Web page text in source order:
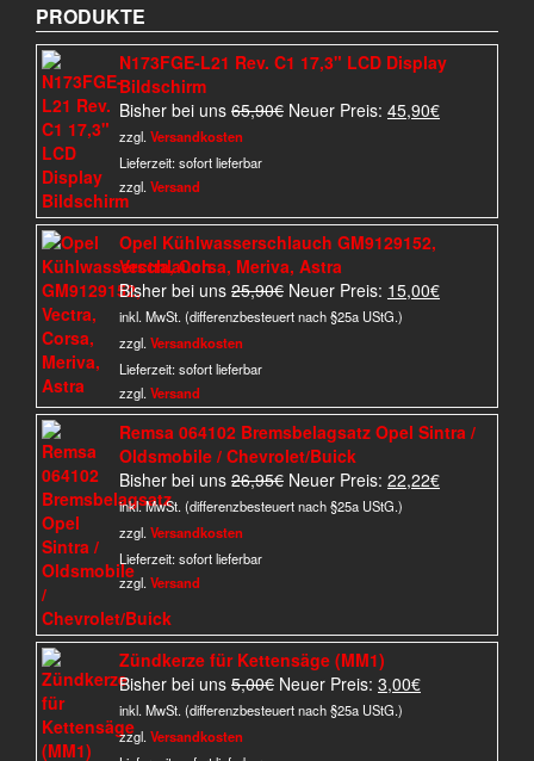
PRODUKTE
N173FGE-L21 Rev. C1 17,3" LCD Display
Bildschirm
Bisher bei uns 65,90€ Ursprünglicher
Neuer Preis: 45,90€Aktueller
zzgl. Versandkosten
Lieferzeit:sofort lieferbar
zzgl. Versand
Opel Kühlwasserschlauch GM9129152,
Vectra, Corsa, Meriva, Astra
Bisher bei uns 25,90€ Ursprünglicher
Preis
Neuer Preis: 15,00€Aktueller
inkl. MwSt. (differenzbesteuert nach §25a UStG.)
zzgl. Versandkosten
Lieferzeit:sofort lieferbar
zzgl. Versand
Remsa 064102 Bremsbelagsatz Opel Sintra /
Oldsmobile / Chevrolet/Buick
Bisher bei uns 26,95€ Ursprünglicher
Preis
Neuer Preis: 22,22€Aktueller
inkl. MwSt. (differenzbesteuert nach §25a UStG.)
zzgl. Versandkosten
Lieferzeit:sofort lieferbar
zzgl. Versand
Zündkerze für Kettensäge (MM1)
Bisher bei uns 5,00€ Ursprünglicher
Preis
Neuer Preis: 3,00€Aktueller
inkl. MwSt. (differenzbesteuert nach §25a UStG.)
zzgl. Versandkosten